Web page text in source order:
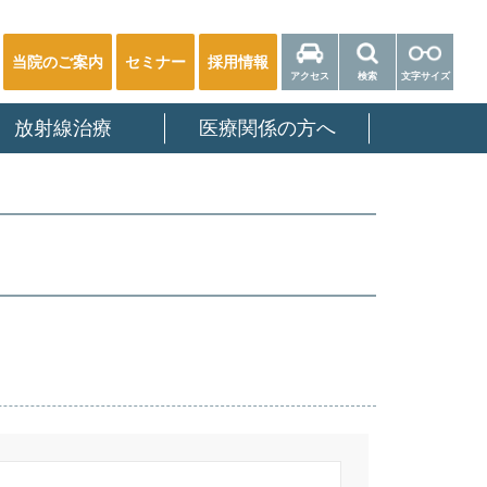
当院のご案内 セミナー 採用情報
アクセス 検索 文字サイズ
放射線治療 医療関係の方へ